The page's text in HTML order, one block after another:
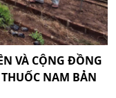
VÀ CỘNG ĐỒNG
NAM BẢN